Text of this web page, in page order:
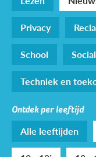
Privacy
School
Techniek en
Ontdek per leeftijd
Alle leeftijden